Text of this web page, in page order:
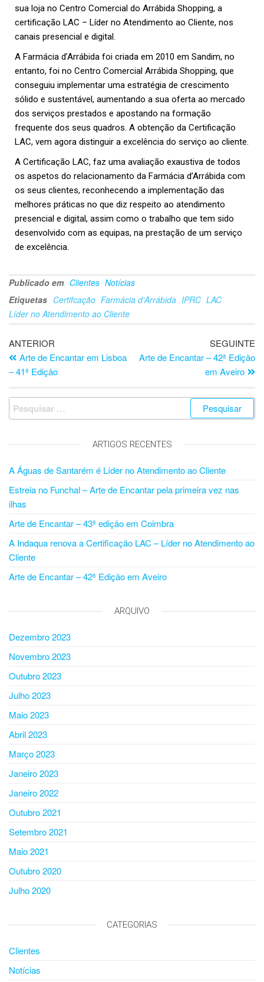
sua loja no Centro Comercial do Arrábida Shopping, a
certificação LAC – Líder no Atendimento ao Cliente, nos
canais presencial e digital.
A Farmácia d’Arrábida foi criada em 2010 em Sandim, no
entanto, foi no Centro Comercial Arrábida Shopping, que
conseguiu implementar uma estratégia de crescimento
sólido e sustentável, aumentando a sua oferta ao mercado
dos serviços prestados e apostando na formação
frequente dos seus quadros. A obtenção da Certificação
LAC, vem agora distinguir a excelência do serviço ao cliente.
A Certificação LAC, faz uma avaliação exaustiva de todos
os aspetos do relacionamento da Farmácia d’Arrábida com
os seus clientes, reconhecendo a implementação das
melhores práticas no que diz respeito ao atendimento
presencial e digital, assim como o trabalho que tem sido
desenvolvido com as equipas, na prestação de um serviço
de excelência.
Publicado em Clientes Notícias
Etiquetas Certifcação Farmácia d'Arrábida IPRC LAC
Líder no Atendimento ao Cliente
ANTERIOR
Arte de Encantar em Lisboa
– 41ª Edição
SEGUINTE
Arte de Encantar – 42ª Edição
em Aveiro
ARTIGOS RECENTES
A Águas de Santarém é Líder no Atendimento ao Cliente
Estreia no Funchal – Arte de Encantar pela primeira vez nas
ilhas
Arte de Encantar – 43ª edição em Coimbra
A Indaqua renova a Certificação LAC – Líder no Atendimento ao
Cliente
Arte de Encantar – 42ª Edição em Aveiro
ARQUIVO
Dezembro 2023
Novembro 2023
Outubro 2023
Julho 2023
Maio 2023
Abril 2023
Março 2023
Janeiro 2023
Janeiro 2022
Outubro 2021
Setembro 2021
Maio 2021
Outubro 2020
Julho 2020
CATEGORIAS
Clientes
Notícias